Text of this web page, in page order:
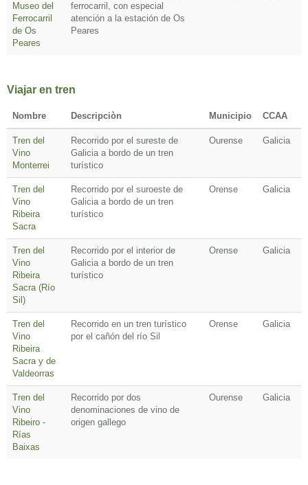
Museo del
Ferrocarril
de Os
Peares
ferrocarril, con especial
atención a la estación de Os
Peares
Viajar en tren
Nombre Descripciòn Municipio CCAA
Tren del
Vino
Monterrei
Recorrido por el sureste de
Galicia a bordo de un tren
turístico
Ourense Galicia
Tren del
Vino
Ribeira
Sacra
Recorrido por el suroeste de
Galicia a bordo de un tren
turístico
Orense Galicia
Tren del
Vino
Ribeira
Sacra (Río
Sil)
Recorrido por el interior de
Galicia a bordo de un tren
turístico
Orense Galicia
Tren del
Vino
Ribeira
Sacra y de
Valdeorras
Recorrido en un tren turístico
por el cañón del río Sil
Orense Galicia
Tren del
Vino
Ribeiro -
Rías
Baixas
Recorrido por dos
denominaciones de vino de
origen gallego
Ourense Galicia